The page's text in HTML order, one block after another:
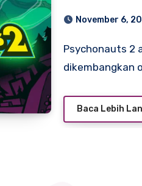
November 6,
Psychonauts 2 adalah gim platform tahun 2021 yang
dikembangkan
Baca Lebih